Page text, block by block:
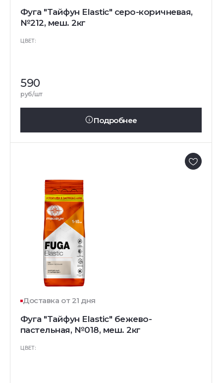
Фуга "Тайфун Elastic" серо-коричневая,
№212, меш. 2кг
ЦВЕТ:
590
руб/шт
Подробнее
Доставка от 21 дня
Фуга "Тайфун Elastic" бежево-
пастельная, №018, меш. 2кг
ЦВЕТ: